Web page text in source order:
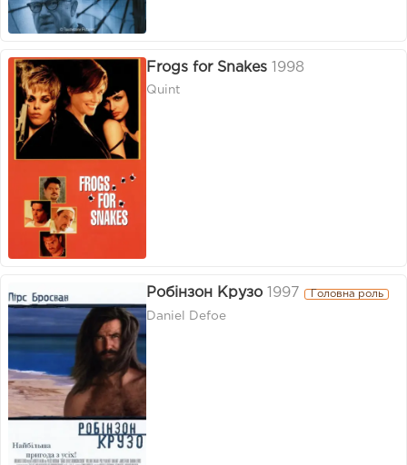
Frogs for Snakes 1998
Quint
Робінзон Крузо 1997 Головна роль
Daniel Defoe